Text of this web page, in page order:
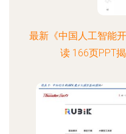
最新《中国人工智能
读 166页PPT